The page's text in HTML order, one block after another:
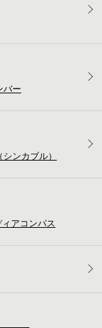
バー
ンカブル）
ィア コンパス